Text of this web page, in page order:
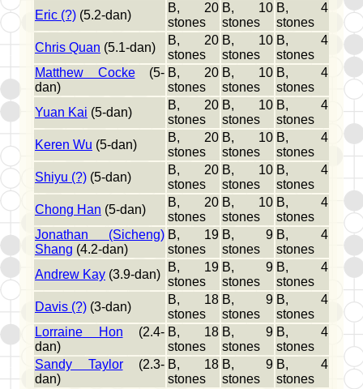
Eric (?) (5.2-dan)
B, 20
stones
B, 10
stones
B, 4
stones
Chris Quan (5.1-dan)
B, 20
stones
B, 10
stones
B, 4
stones
Matthew Cocke(5-
dan)
B, 20
stones
B, 10
stones
B, 4
stones
Yuan Kai (5-dan)
B, 20
stones
B, 10
stones
B, 4
stones
Keren Wu (5-dan)
B, 20
stones
B, 10
stones
B, 4
stones
Shiyu (?) (5-dan)
B, 20
stones
B, 10
stones
B, 4
stones
Chong Han (5-dan)
B, 20
stones
B, 10
stones
B, 4
stones
Jonathan (Sicheng)
Shang (4.2-dan)
B, 19
stones
B, 9
stones
B, 4
stones
Andrew Kay (3.9-dan)
B, 19
stones
B, 9
stones
B, 4
stones
Davis (?) (3-dan)
B, 18
stones
B, 9
stones
B, 4
stones
Lorraine Hon (2.4-
dan)
B, 18
stones
B, 9
stones
B, 4
stones
Sandy Taylor(2.3-
dan)
B, 18
stones
B, 9
stones
B, 4
stones